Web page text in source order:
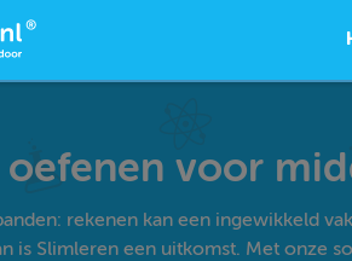
oefenen voor
rekenen kan een ingewikkeld
is Slimleren een uitkomst. Met onze